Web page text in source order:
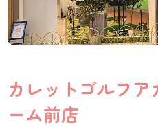
カレットゴルフ
ーム前店